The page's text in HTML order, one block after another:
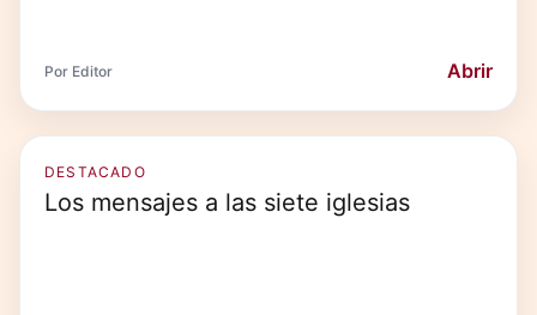
Por Editor Abrir
DESTACADO
Los mensajes a las siete iglesias